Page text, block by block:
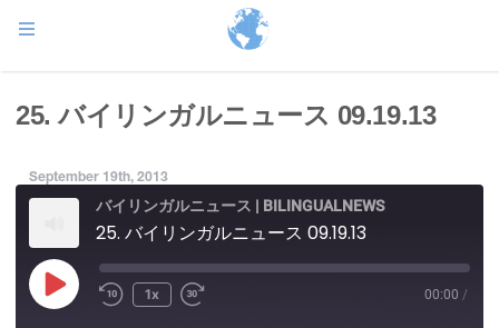
25. バイリンガルニュース 09.19.13
September 19th, 2013
バイリンガルニュース | BILINGUALNEWS
25. バイリンガルニュース 09.19.13
Play
Episode
1x 00:00 /